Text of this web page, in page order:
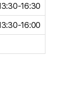
16:30
16:00